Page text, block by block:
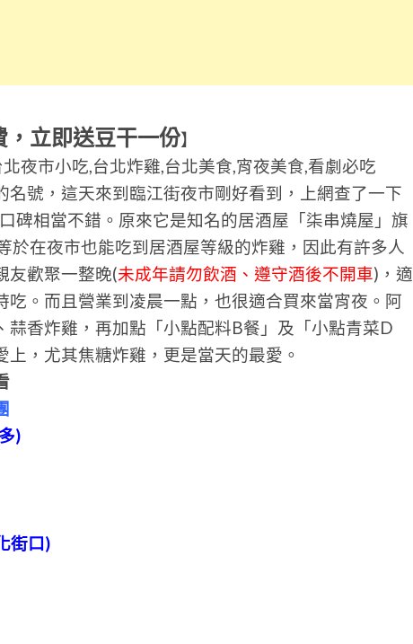
立即送豆干一份】
夜市小吃,台北炸雞,台北美食,宵夜美食,看劇必吃
名號，這天來到臨江街夜市剛好看到，上網查了一下
碑相當不錯。原來它是知名的居酒屋「柒串燒屋」旗
於在夜市也能吃到居酒屋等級的炸雞，因此有許多人
友歡聚一整晚(未成年請勿飲酒、遵守酒後不開車)，適
吃。而且營業到凌晨一點，也很適合買來當宵夜。阿
蒜香炸雞，再加點「小點配料B餐」及「小點青菜D
，尤其焦糖炸雞，更是當天的最愛。
)
街口)